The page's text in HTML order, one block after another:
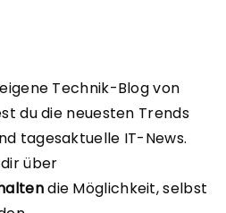
Technik-Blog von
du die neuesten Trends
tagesaktuelle IT-News.
über
die Möglichkeit, selbst